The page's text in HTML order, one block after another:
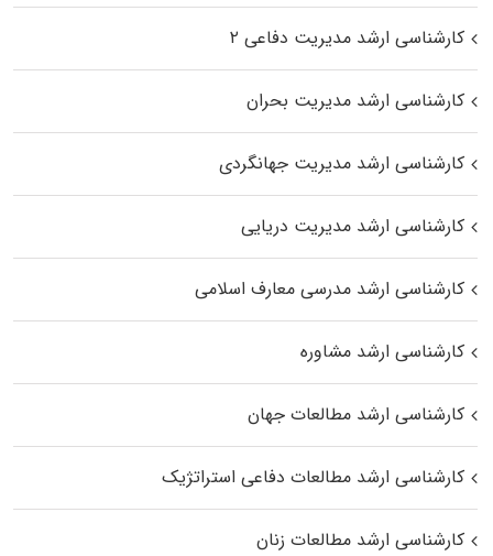
کارشناسی ارشد مدیریت دفاعی ۲
کارشناسی ارشد مدیریت بحران
کارشناسی ارشد مدیریت جهانگردی
کارشناسی ارشد مدیریت دریایی
کارشناسی ارشد مدرسی معارف اسلامی
کارشناسی ارشد مشاوره
کارشناسی ارشد مطالعات جهان
کارشناسی ارشد مطالعات دفاعی استراتژیک
کارشناسی ارشد مطالعات زنان